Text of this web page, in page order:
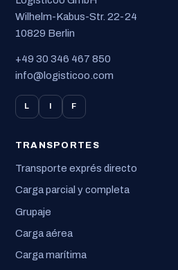
Wilhelm-Kabus-Str. 22-24
10829 Berlin
+49 30 346 467 850
info@logisticoo.com
L F
TRANSPORTES
Transporte exprés directo
Carga parcial y completa
Grupaje
Carga aérea
Carga marítima